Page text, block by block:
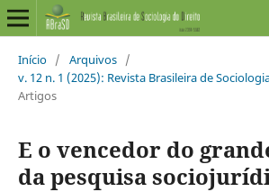
Início / Arquivos /
v. 12 n. 1 (2025): Revista Brasileira de
Artigos
E o vencedor do
da pesquisa